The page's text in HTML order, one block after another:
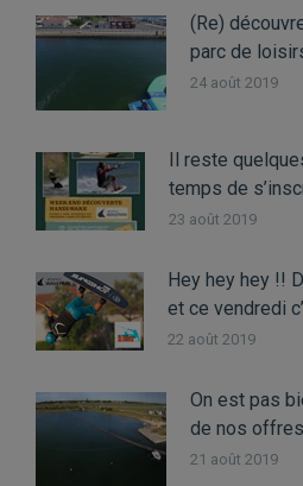
(Re)
parc de
24 août 2019
Il reste
temps de
23 août 2019
Hey hey hey !!
et ce vendredi
22 août 2019
On est pas
de nos
21 août 2019